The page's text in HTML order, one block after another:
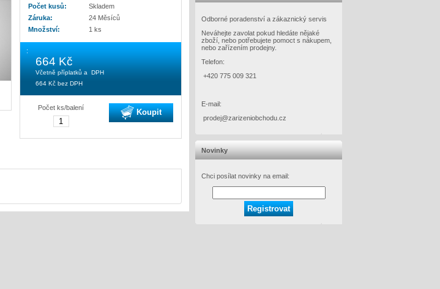
Počet kusů:
Skladem
Záruka:
24 Měsíců
Množství:
1 ks
:
664 Kč
Včetně příplatků a DPH
664 Kč bez DPH
Počet ks/balení
Koupit
Odborné poradenství a zákaznický servis
Neváhejte zavolat pokud hledáte nějaké
zboží, nebo potřebujete pomoct s nákupem,
nebo zařízením prodejny.
Telefon:
+420 775 009 321
E-mail:
prodej@zarizeniobchodu.cz
Novinky
Chci posílat novinky na email: